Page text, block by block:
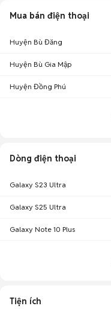
Mua bán điện thoại
Huyện Bù Đăng
Huyện Bù Gia Mập
Huyện Đồng Phú
Dòng điện thoại
Galaxy S23 Ultra
Galaxy S25 Ultra
Galaxy Note 10 Plus
Tiện ích